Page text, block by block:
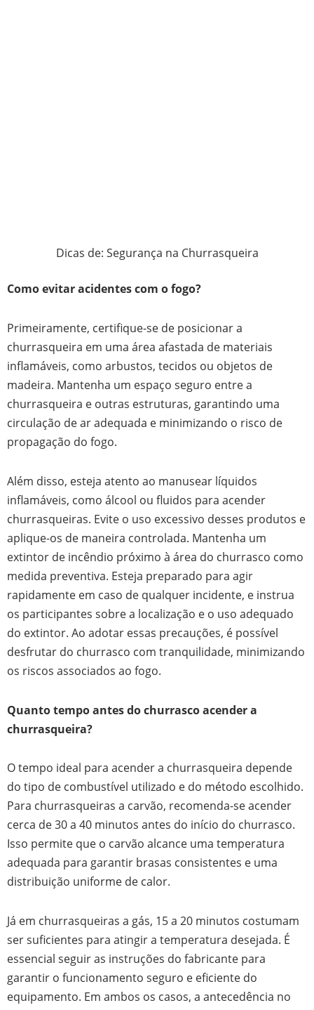
Dicas de: Segurança na Churrasqueira
Como evitar acidentes com o fogo?
Primeiramente, certifique-se de posicionar a
churrasqueira em uma área afastada de materiais
inflamáveis, como arbustos, tecidos ou objetos de
madeira. Mantenha um espaço seguro entre a
churrasqueira e outras estruturas, garantindo uma
circulação de ar adequada e minimizando o risco de
propagação do fogo.
Além disso, esteja atento ao manusear líquidos
inflamáveis, como álcool ou fluidos para acender
churrasqueiras. Evite o uso excessivo desses produtos e
aplique-os de maneira controlada. Mantenha um
extintor de incêndio próximo à área do churrasco como
medida preventiva. Esteja preparado para agir
rapidamente em caso de qualquer incidente, e instrua
os participantes sobre a localização e o uso adequado
do extintor. Ao adotar essas precauções, é possível
desfrutar do churrasco com tranquilidade, minimizando
os riscos associados ao fogo.
Quanto tempo antes do churrasco acender a
churrasqueira?
O tempo ideal para acender a churrasqueira depende
do tipo de combustível utilizado e do método escolhido.
Para churrasqueiras a carvão, recomenda-se acender
cerca de 30 a 40 minutos antes do início do churrasco.
Isso permite que o carvão alcance uma temperatura
adequada para garantir brasas consistentes e uma
distribuição uniforme de calor.
Já em churrasqueiras a gás, 15 a 20 minutos costumam
ser suficientes para atingir a temperatura desejada. É
essencial seguir as instruções do fabricante para
garantir o funcionamento seguro e eficiente do
equipamento. Em ambos os casos, a antecedência no